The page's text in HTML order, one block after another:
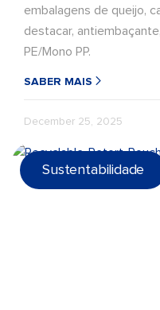
embalagens de queijo,
destacar,
PE/Mono PP.
SABER MAIS
December 25, 2025
Sustentabilidade